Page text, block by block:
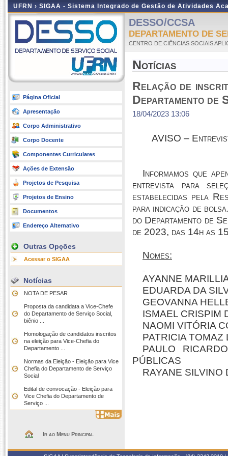
UFRN › SIGAA - Sistema Integrado de Gestão de Atividades
Página Oficial
Apresentação
Corpo Administrativo
Corpo Docente
Componentes Curriculares
Ações de Extensão
Projetos de Pesquisa
Projetos de Ensino
Documentos
Endereço Alternativo
Outras Opções
Acessar o SIGAA
Notícias
NOTA DE PESAR
Proposta da candidata a Vice-Chefe
do Departamento de Serviço Social,
biênio ...
Homologação de candidatos inscritos
na eleição para Vice-Chefia do
Departamento ...
Normas da Eleição - Eleição para Vice
Chefia do Departamento de Serviço
Social
Edital de convocação - Eleição para
Vice Chefia do Departamento de
Serviço ...
Ir ao Menu Principal
DESSO/CCSA
DEPARTAMENTO DE
CENTRO DE CIÊNCIAS SOCIAIS
Notícias
Relação de
Departamento de
18/04/2023 13:06
AVISO –
Informamos que
entrevista para
estabelecidas pela
para indicação de
do Departamento de
de 2023, das 14h as
Nomes:
AYANNE
EDUARDA DA
GEOVANNA
ISMAEL CRISPIM
NAOMI VITÓRIA
PATRICIA
PAULO
PÚBLICAS
RAYANE